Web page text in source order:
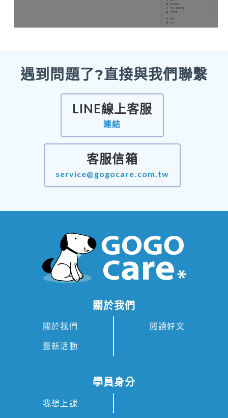
遇到問題了?直接與我們聯繫
LINE線上客服
連結
客服信箱
service@gogocare.com.tw
關於我們
關於我們 閱讀好文
最新活動
學員身分
我想上課